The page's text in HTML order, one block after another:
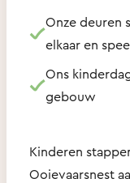
Onze deuren
elkaar en
Ons
gebouw
Kinderen
Ooievaarsnest